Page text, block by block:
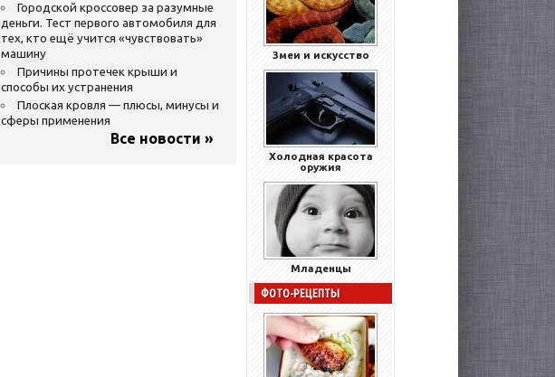
Городской кроссовер за разумные
деньги. Тест первого автомобиля для
тех, кто ещё учится «чувствовать»
машину
Причины протечек крыши и
способы их устранения
Плоская кровля — плюсы, минусы и
сферы применения
Все новости »
Змеи и искусство
Холодная красота
оружия
Младенцы
ФОТО-РЕЦЕПТЫ